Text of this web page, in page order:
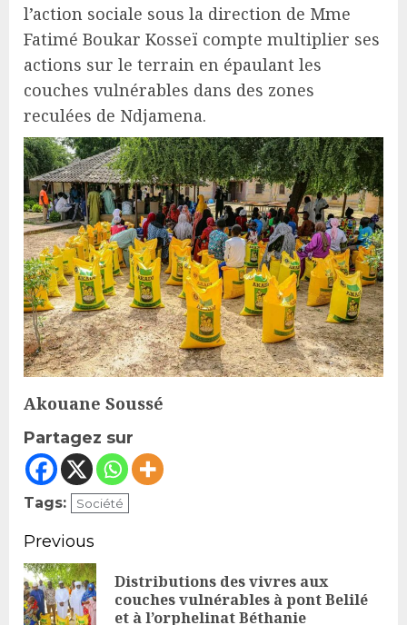
l’action sociale sous la direction de Mme
Fatimé Boukar Kosseï compte multiplier ses
actions sur le terrain en épaulant les
couches vulnérables dans des zones
reculées de Ndjamena.
Akouane Soussé
Partagez sur
Tags: Société
Continue
Reading
Previous
Distributions des vivres aux
couches vulnérables à pont Belilé
et à l’orphelinat Béthanie